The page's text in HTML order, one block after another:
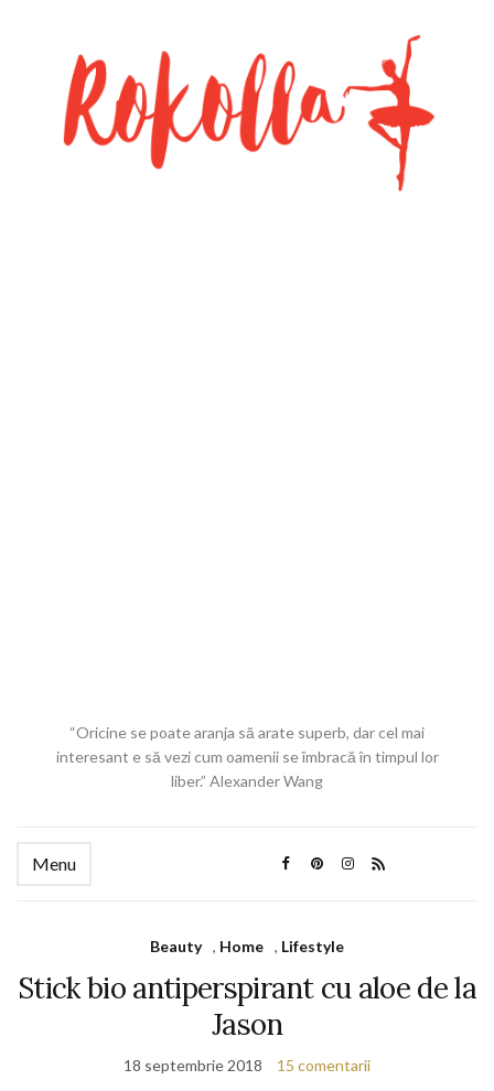
“Oricine se poate aranja să arate superb, dar cel mai
interesant e să vezi cum oamenii se îmbracă în timpul lor
liber.” Alexander Wang
Menu
Beauty , Home , Lifestyle
Stick bio antiperspirant cu aloe de la
Jason
18 septembrie 2018 15 comentarii